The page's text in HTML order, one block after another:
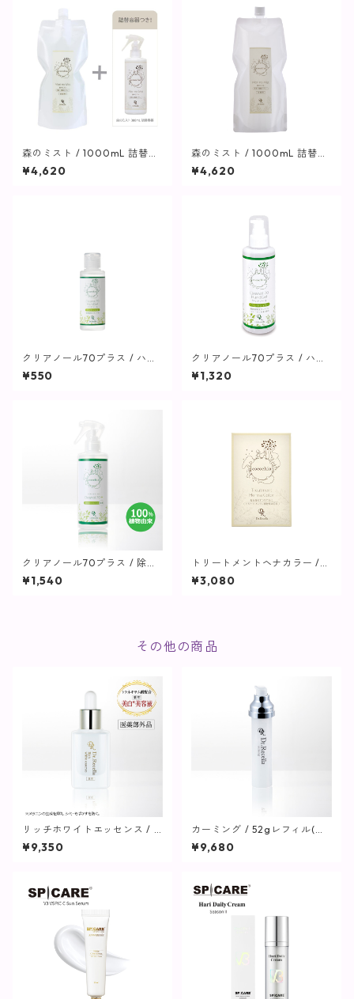
森のミスト / 1000mL 詰替用
(詰替容器つき)【cocochia】
¥4,620
森のミスト / 1000mL 詰替用
【cocochia】
¥4,620
クリアノール70プラス / ハン
ドジェル(ミニ)30mL【cococ
hia】
¥550
クリアノール70プラス / ハン
ドジェル 200mL【cocochi
a】
¥1,320
クリアノール70プラス / 除菌
スプレー300mL【cocochi
a】
¥1,540
トリートメントヘナカラー /
ナチュラルブラウン【cocochi
a】
¥3,080
その他の商品
リッチホワイトエッセンス / 3
0mL【美容液】
¥9,350
カーミング / 52gレフィル(つ
け替え用)【保湿クリーム】
¥9,680